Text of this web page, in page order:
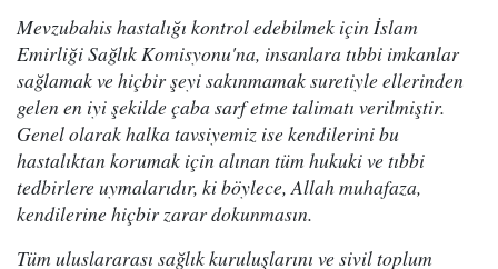
Mevzubahis hastalığı kontrol edebilmek için İslam
Emirliği Sağlık Komisyonu'na, insanlara tıbbi imkanlar
sağlamak ve hiçbir şeyi sakınmamak suretiyle ellerinden
gelen en iyi şekilde çaba sarf etme talimatı verilmiştir.
Genel olarak halka tavsiyemiz ise kendilerini bu
hastalıktan korumak için alınan tüm hukuki ve tıbbi
tedbirlere uymalarıdır, ki böylece, Allah muhafaza,
kendilerine hiçbir zarar dokunmasın.
Tüm uluslararası sağlık kuruluşlarını ve sivil toplum